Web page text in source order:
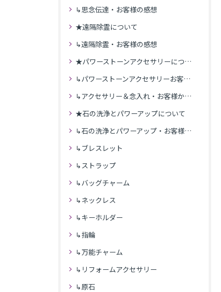
↳思念伝達・お客様の感想
★遠隔除霊について
↳遠隔除霊・お客様の感想
★パワーストーンアクセサリーについて
↳パワーストーンアクセサリーお客様の発送商品一覧
↳アクセサリー＆念入れ・お客様からの感想
★石の洗浄とパワーアップについて
↳石の洗浄とパワーアップ・お客様の感想
↳ブレスレット
↳ストラップ
↳バッグチャーム
↳ネックレス
↳キーホルダー
↳指輪
↳万能チャーム
↳リフォームアクセサリー
↳原石